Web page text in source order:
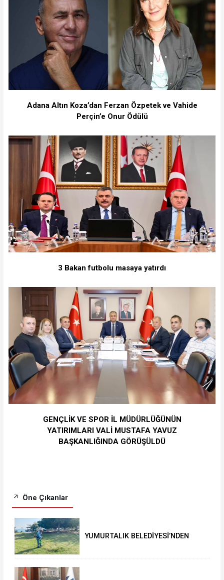
Adana Altın Koza’dan Ferzan Özpetek ve Vahide
Perçin’e Onur Ödülü
3 Bakan futbolu masaya yatırdı
GENÇLİK VE SPOR İL MÜDÜRLÜĞÜNÜN
YATIRIMLARI VALİ MUSTAFA YAVUZ
BAŞKANLIĞINDA GÖRÜŞÜLDÜ
Öne Çıkanlar
YUMURTALIK BELEDİYESİ’NDEN